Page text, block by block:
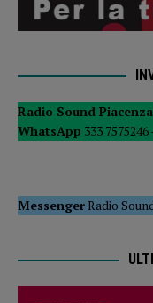
Radio Sound
WhatsApp 333 7575246
MessengerRadio